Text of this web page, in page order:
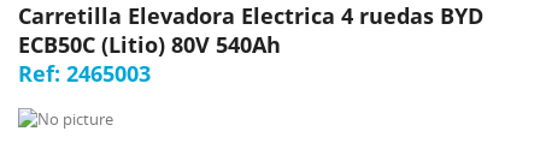
Carretilla Elevadora Electrica 4 ruedas BYD
ECB50C (Litio) 80V 540Ah
Ref: 2465003